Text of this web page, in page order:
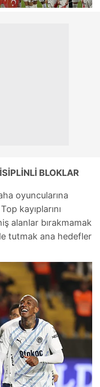
BLOKLAR
oyuncularına
kayıplarını
alanlar bırakmamak
tutmak ana hedefler